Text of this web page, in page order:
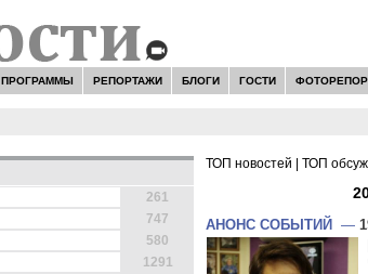
ПРОГРАММЫ РЕПОРТАЖИ БЛОГИ ГОСТИ
261
747
580
1291
ТОП новостей ТОП
АНОНС СОБЫТИЙ —